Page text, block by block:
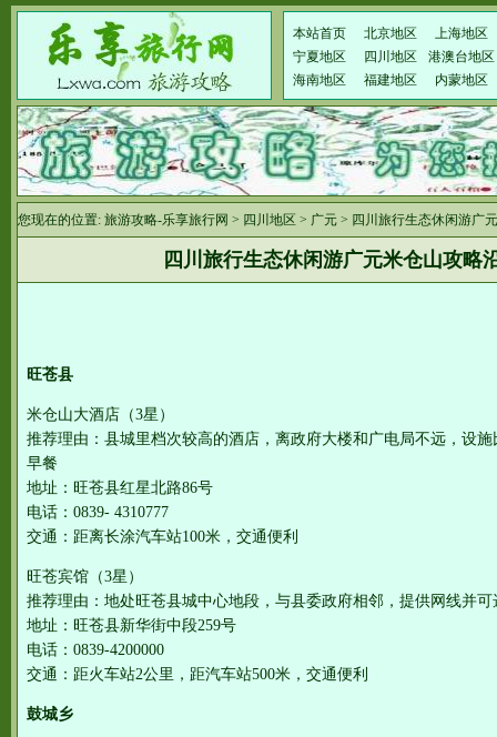
本站首页 北京地区
上海地区
宁夏地区
四川地区
港澳台地区
海南地区
福建地区 内蒙地区
您现在的位置: 旅游攻略-乐享旅行网 > 四川地区 > 广元 > 四川旅行生态休闲游广
四川旅行生态休闲游广元米仓山攻略
旺苍县
米仓山大酒店（3星）
推荐理由：县城里档次较高的酒店，离政府大楼和广电局不远，设
早餐
地址：旺苍县红星北路86号
电话：0839- 4310777
交通：距离长涂汽车站100米，交通便利
旺苍宾馆（3星）
推荐理由：地处旺苍县城中心地段，与县委政府相邻，提供网线并
地址：旺苍县新华街中段259号
电话：0839-4200000
交通：距火车站2公里，距汽车站500米，交通便利
鼓城乡